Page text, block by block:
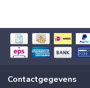
Contactgegevens